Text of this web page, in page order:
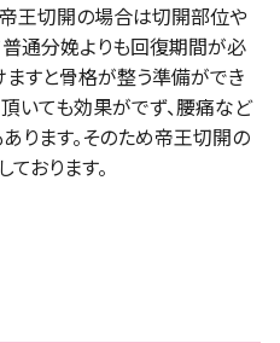
帝王切開の場合は切開部位や
通分娩よりも回復期間が必
ますと骨格が整う準備ができ
いても効果がでず、腰痛など
ります。そのため帝王切開の
おります。